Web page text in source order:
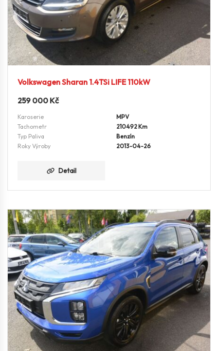
Volkswagen Sharan 1.4TSi LIFE 110kW
259 000 Kč
Karoserie
MPV
Tachometr
210492 Km
Typ Paliva
Benzín
Roky Výroby
2013-04-26
Detail